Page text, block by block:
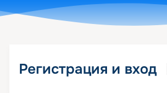
Регистрация и вход
Популярные